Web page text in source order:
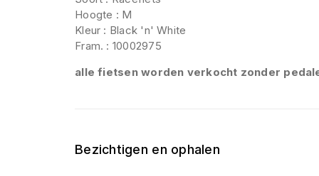
Hoogte : M
Kleur : Black 'n' White
Fram. : 10002975
alle fietsen worden verkocht zonder
Bezichtigen en ophalen